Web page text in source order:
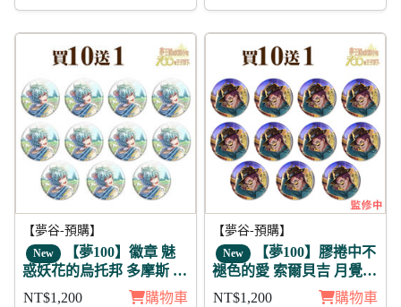
【夢谷-預購】
New 【夢100】徽章 魅
惑妖花的烏托邦 多摩斯 11
NT$1,200 購物車
【夢谷-預購】
New 【夢100】膠捲中不
褪色的愛 索爾貝吉 月覺
徽章11入組
NT$1,200 購物車